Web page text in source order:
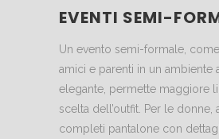
EVENTI SEMI-
Un evento semi-formale,
amici e parenti in un ambiente
elegante, permette maggiore
scelta dell’outfit. Per le donne,
completi pantalone con